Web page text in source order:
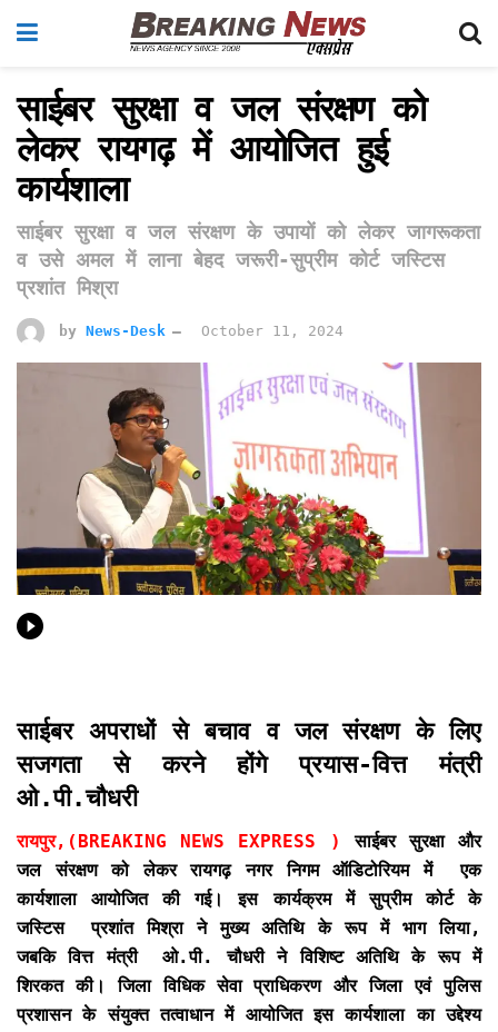
साईबर सुरक्षा व जल संरक्षण को
लेकर रायगढ़ में आयोजित हुई
कार्यशाला
साईबर सुरक्षा व जल संरक्षण के उपायों को लेकर जागरूकता
व उसे अमल में लाना बेहद जरूरी-सुप्रीम कोर्ट जस्टिस
प्रशांत मिश्रा
by News-Desk October 11, 2024
साईबर अपराधों से बचाव व जल संरक्षण के लिए
सजगता से करने होंगे प्रयास-वित्त मंत्री
ओ.पी.चौधरी
रायपुर,(BREAKING NEWS EXPRESS )
साईबर सुरक्षा और
जल संरक्षण को लेकर रायगढ़ नगर निगम ऑडिटोरियम में एक
कार्यशाला आयोजित की गई। इस कार्यक्रम में सुप्रीम कोर्ट के
जस्टिस प्रशांत मिश्रा ने मुख्य अतिथि के रूप में भाग लिया,
जबकि वित्त मंत्री ओ.पी. चौधरी ने विशिष्ट अतिथि के रूप में
शिरकत की। जिला विधिक सेवा प्राधिकरण और जिला एवं पुलिस
प्रशासन के संयुक्त तत्वाधान में आयोजित इस कार्यशाला का उद्देश्य